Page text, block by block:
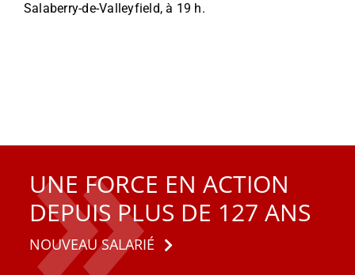
Salaberry-de-Valleyfield, à 19 h.
UNE FORCE EN ACTION
DEPUIS PLUS DE 127 ANS
NOUVEAU SALARIÉ